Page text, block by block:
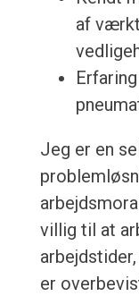
af
Jeg er en
villig til at
er